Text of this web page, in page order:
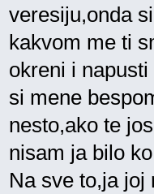
veresiju,onda
kakvom me ti
okreni i
si mene
nesto,ako te
nisam ja bilo
Na sve to,ja joj